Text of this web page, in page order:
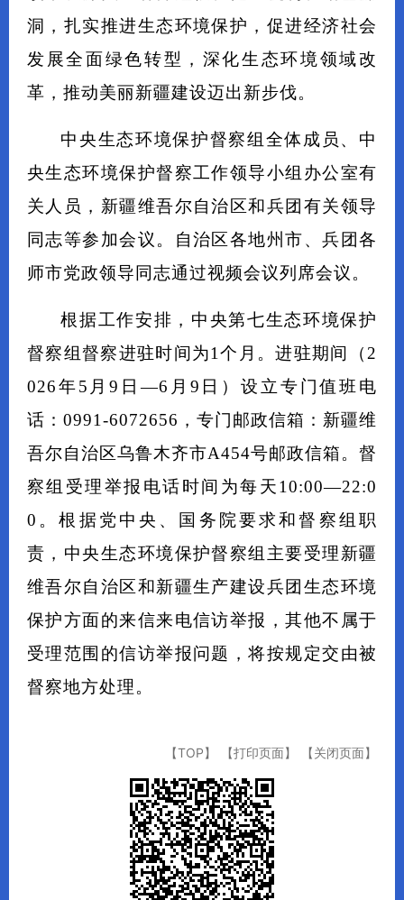
洞，扎实推进生态环境保护，促进经济社会
发展全面绿色转型，深化生态环境领域改
革，推动美丽新疆建设迈出新步伐。
中央生态环境保护督察组全体成员、中
央生态环境保护督察工作领导小组办公室有
关人员，新疆维吾尔自治区和兵团有关领导
同志等参加会议。自治区各地州市、兵团各
师市党政领导同志通过视频会议列席会议。
根据工作安排，中央第七生态环境保护
督察组督察进驻时间为1个月。进驻期间（2
026年5月9日—6月9日）设立专门值班电
话：0991-6072656，专门邮政信箱：新疆维
吾尔自治区乌鲁木齐市A454号邮政信箱。督
察组受理举报电话时间为每天10:00—22:0
0。根据党中央、国务院要求和督察组职
责，中央生态环境保护督察组主要受理新疆
维吾尔自治区和新疆生产建设兵团生态环境
保护方面的来信来电信访举报，其他不属于
受理范围的信访举报问题，将按规定交由被
督察地方处理。
【TOP】 【打印页面】 【关闭页面】